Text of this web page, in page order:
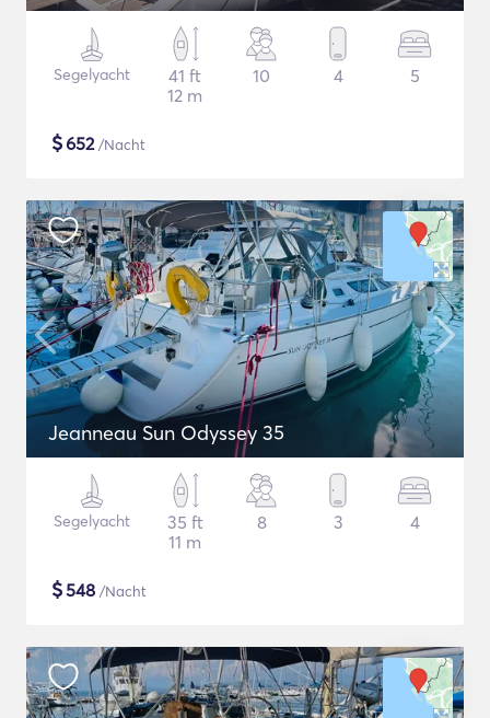
Segelyacht
41 ft
12 m
10 4 5
$652/Nacht
Jeanneau Sun Odyssey 35
Segelyacht
35 ft
11 m
8 3 4
$548 /Nacht